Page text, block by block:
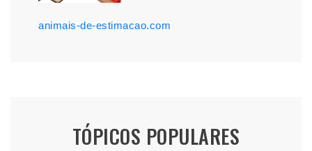
animais-de-estimacao.com
TÓPICOS POPULARES